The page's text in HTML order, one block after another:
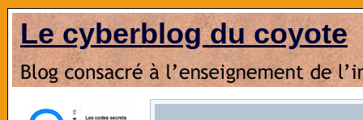
Le cyberblog du coyote